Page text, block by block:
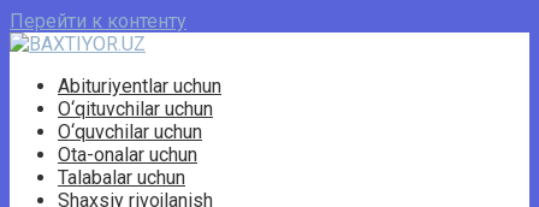
Перейти к контенту
Abituriyentlar uchun
O‘qituvchilar uchun
O‘quvchilar uchun
Ota-onalar uchun
Talabalar uchun
Shaxsiy rivojlanish